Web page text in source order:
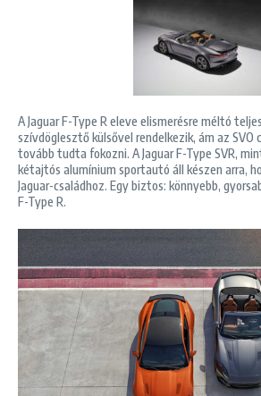
A Jaguar F-Type R eleve elismerésre méltó
szívdöglesztő külsővel rendelkezik, ám az SVO
tovább tudta fokozni. A Jaguar F-Type SVR,
kétajtós alumínium sportautó áll készen arra,
Jaguar-családhoz. Egy biztos: könnyebb,
F-Type R.